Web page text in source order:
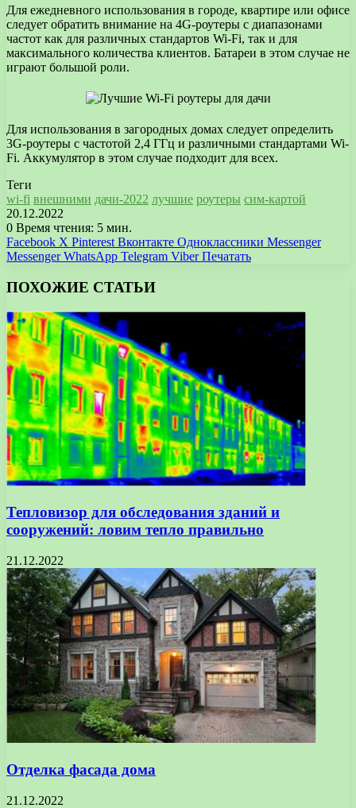
Для ежедневного использования в городе, квартире или офисе
следует обратить внимание на 4G-роутеры с диапазонами
частот как для различных стандартов Wi-Fi, так и для
максимального количества клиентов. Батареи в этом случае не
играют большой роли.
Для использования в загородных домах следует определить
3G-роутеры с частотой 2,4 ГГц и различными стандартами Wi-
Fi. Аккумулятор в этом случае подходит для всех.
Теги
wi-fi внешними дачи-2022 лучшие роутеры сим-картой
20.12.2022
0 Время чтения: 5 мин.
Facebook X Pinterest Вконтакте Одноклассники Messenger
Messenger WhatsApp Telegram Viber Печатать
ПОХОЖИЕ СТАТЬИ
Тепловизор для обследования зданий и
сооружений: ловим тепло правильно
21.12.2022
Отделка фасада дома
21.12.2022